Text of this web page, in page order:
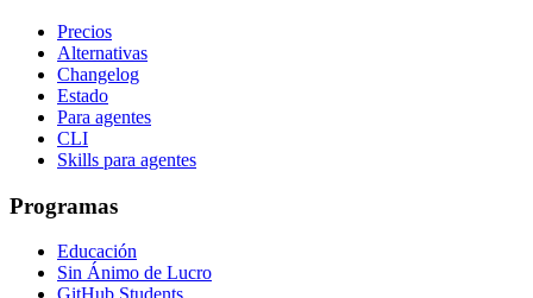
Precios
Alternativas
Changelog
Estado
Para agentes
CLI
Skills para agentes
Programas
Educación
Sin Ánimo de Lucro